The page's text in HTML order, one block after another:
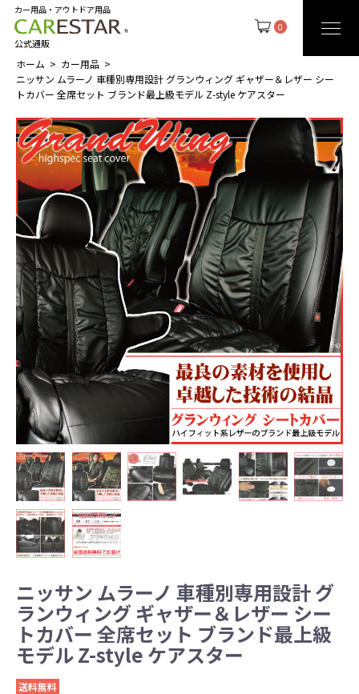
0
カー用品・アウトドア用品
公式通販
ホーム
カー用品
ニッサン ムラーノ 車種別専用設計 グランウィング ギャザー＆レザー シー
トカバー 全席セット ブランド最上級モデル Z-style ケアスター
ニッサン ムラーノ 車種別専用設計 グ
ランウィング ギャザー＆レザー シー
トカバー 全席セット ブランド最上級
モデル Z-style ケアスター
送料無料